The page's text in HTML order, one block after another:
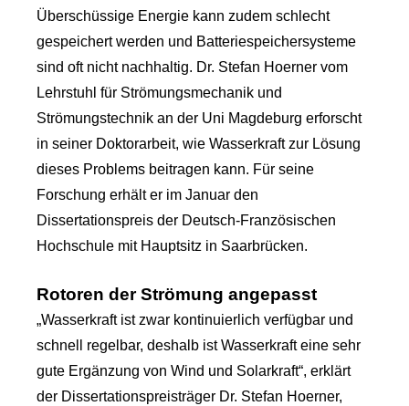
Überschüssige Energie kann zudem schlecht
gespeichert werden und Batteriespeichersysteme
sind oft nicht nachhaltig. Dr. Stefan Hoerner vom
Lehrstuhl für Strömungsmechanik und
Strömungstechnik an der Uni Magdeburg erforscht
in seiner Doktorarbeit, wie Wasserkraft zur Lösung
dieses Problems beitragen kann. Für seine
Forschung erhält er im Januar den
Dissertationspreis der Deutsch-Französischen
Hochschule mit Hauptsitz in Saarbrücken.
Rotoren der Strömung angepasst
„Wasserkraft ist zwar kontinuierlich verfügbar und
schnell regelbar, deshalb ist Wasserkraft eine sehr
gute Ergänzung von Wind und Solarkraft“, erklärt
der Dissertationspreisträger Dr. Stefan Hoerner,